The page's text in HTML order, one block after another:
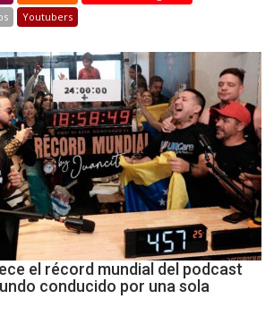
Youtubers
el récord mundial del podcast
conducido por una sola